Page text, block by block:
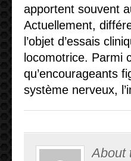
apportent souvent
Actuellement,
l’objet d’essais
locomotrice. Parmi
qu’encourageants
système nerveux,
About